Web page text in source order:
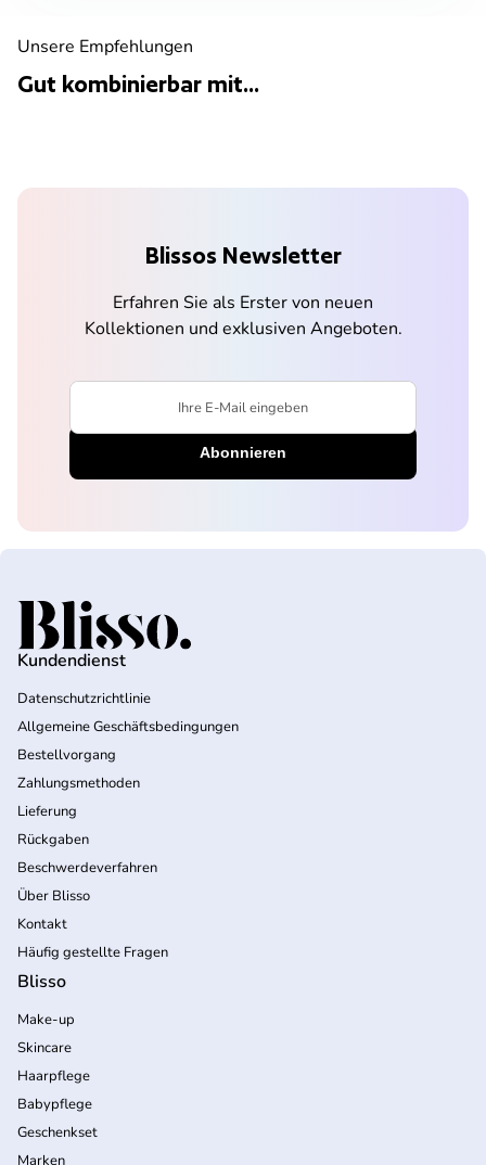
Unsere Empfehlungen
Gut kombinierbar mit...
Blissos Newsletter
Erfahren Sie als Erster von neuen
Kollektionen und exklusiven Angeboten.
Ihre E-Mail eingeben
Startseite
Kundendienst
Datenschutzrichtlinie
Allgemeine Geschäftsbedingungen
Bestellvorgang
Zahlungsmethoden
Lieferung
Rückgaben
Beschwerdeverfahren
Über Blisso
Kontakt
Häufig gestellte Fragen
Blisso
Make-up
Skincare
Haarpflege
Babypflege
Geschenkset
Marken